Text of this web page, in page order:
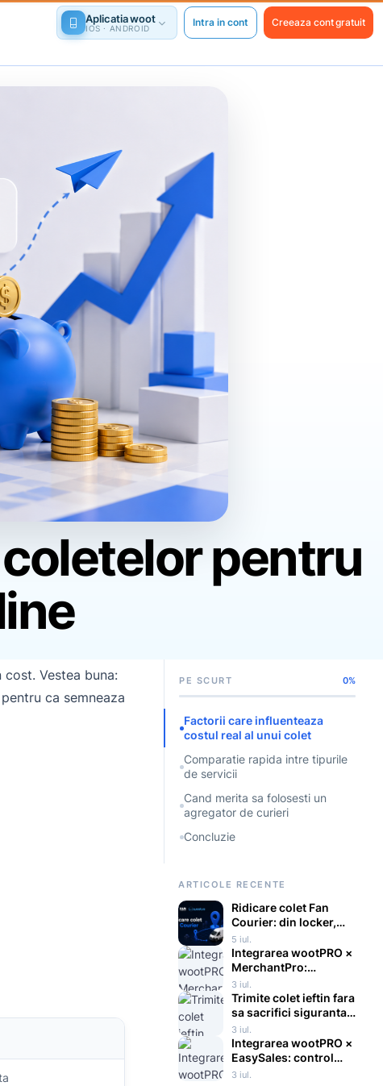
Aplicatia woot
IOS · ANDROID Intra in cont Creeaza cont gratuit
pentru
Vestea buna:
ca semneaza
PE SCURT 0%
Factorii care influenteaza
costul real al unui colet
Comparatie rapida intre tipurile
de servicii
Cand merita sa folosesti un
agregator de curieri
Concluzie
ARTICOLE RECENTE
Ridicare colet Fan
Courier: din locker,
punct fix sau de la
curier
5 iul.
Integrarea wootPRO ×
MerchantPro:
automatizarea
completa a logisticii
pentru magazinele
online
3 iul.
Trimite colet ieftin fara
sa sacrifici siguranta
si viteza
3 iul.
Integrarea wootPRO ×
EasySales: control
logistic centralizat
3 iul.